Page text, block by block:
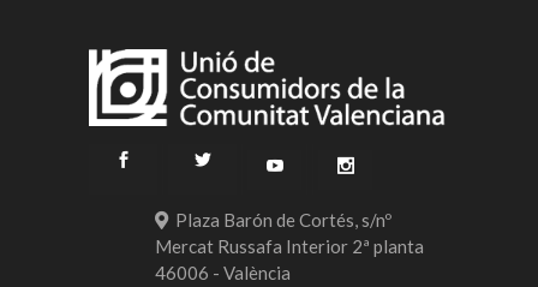
Plaza Barón de Cortés, s/nº
Mercat Russafa Interior 2ª planta
46006 - València